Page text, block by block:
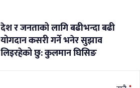
देश र जनताको लागि बढीभन्दा बढी
योगदान कसरी गर्ने भनेर सुझाव
लिइरहेको छु: कुलमान घिसिङ